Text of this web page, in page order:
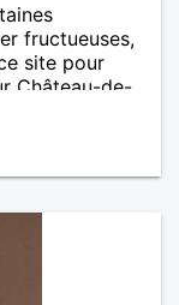
fructueuses,
site pour
Château-de-